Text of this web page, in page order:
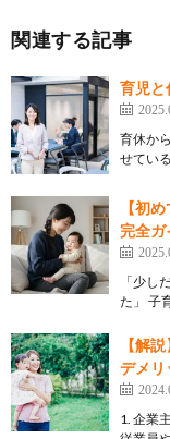
関連する記事
育児と
育休か
せてい
【初
完全
「少し
た」 子
【解
デメリ
1. 企業